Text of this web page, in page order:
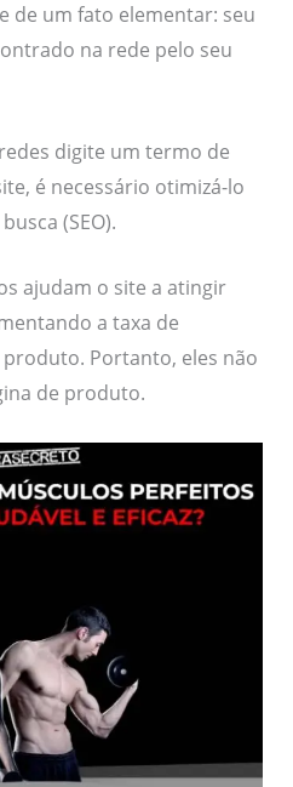
de um fato elementar: seu
na rede pelo seu
digite um termo de
é necessário otimizá-lo
(SEO).
ajudam o site a atingir
a taxa de
Portanto, eles não
de produto.